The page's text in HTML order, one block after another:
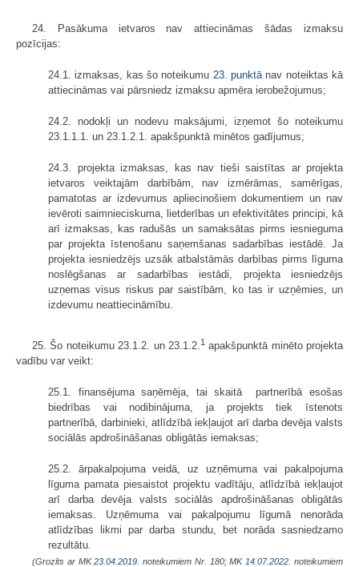
24. Pasākuma ietvaros nav attiecināmas šādas izmaksu
pozīcijas:
24.1. izmaksas, kas šo noteikumu 23. punktā nav noteiktas kā
attiecināmas vai pārsniedz izmaksu apmēra ierobežojumus;
24.2. nodokļi un nodevu maksājumi, izņemot šo noteikumu
23.1.1.1. un 23.1.2.1. apakšpunktā minētos gadījumus;
24.3. projekta izmaksas, kas nav tieši saistītas ar projekta
ietvaros veiktajām darbībām, nav izmērāmas, samērīgas,
pamatotas ar izdevumus apliecinošiem dokumentiem un nav
ievēroti saimnieciskuma, lietderības un efektivitātes principi, kā
arī izmaksas, kas radušās un samaksātas pirms iesnieguma
par projekta īstenošanu saņemšanas sadarbības iestādē. Ja
projekta iesniedzējs uzsāk atbalstāmās darbības pirms līguma
noslēgšanas ar sadarbības iestādi, projekta iesniedzējs
uzņemas visus riskus par saistībām, ko tas ir uzņēmies, un
izdevumu neattiecināmību.
25. Šo noteikumu 23.1.2. un 23.1.2. 1apakšpunktā minēto projekta
vadību var veikt:
25.1. finansējuma saņēmēja, tai skaitā partnerībā esošas
biedrības vai nodibinājuma, ja projekts tiek īstenots
partnerībā, darbinieki, atlīdzībā iekļaujot arī darba devēja valsts
sociālās apdrošināšanas obligātās iemaksas;
25.2. ārpakalpojuma veidā, uz uzņēmuma vai pakalpojuma
līguma pamata piesaistot projektu vadītāju, atlīdzībā iekļaujot
arī darba devēja valsts sociālās apdrošināšanas obligātās
iemaksas. Uzņēmuma vai pakalpojumu līgumā nenorāda
atlīdzības likmi par darba stundu, bet norāda sasniedzamo
rezultātu.
(Grozīts ar MK23.04.2019. noteikumiem Nr. 180; MK 14.07.2022. noteikumiem